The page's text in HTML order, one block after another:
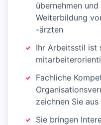
übernehmen
Weiterbildung
-ärzten
Ihr Arbeitsstil ist
Fachliche
zeichnen Sie aus
Sie bringen